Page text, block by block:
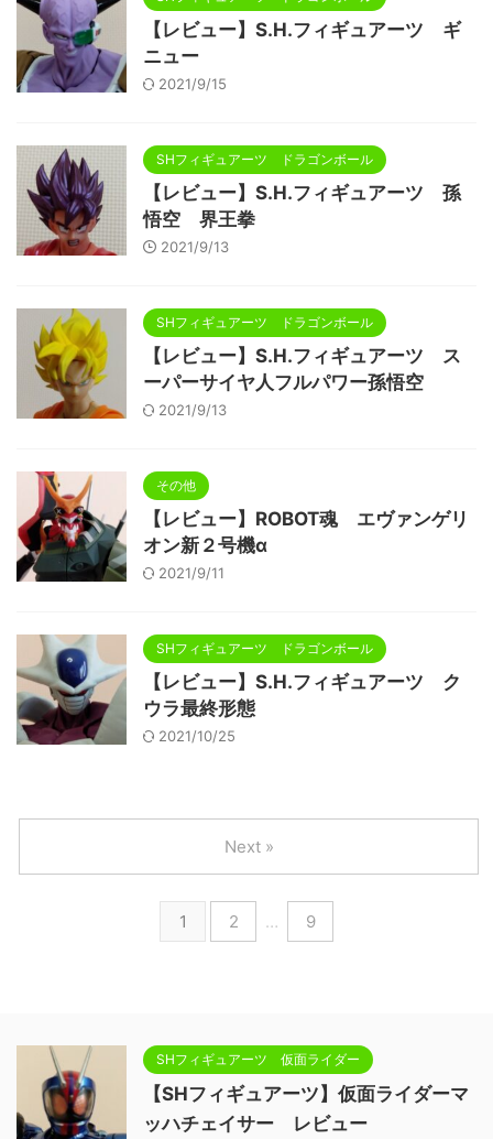
【レビュー】S.H.フィギュアーツ ギ
ニュー
2021/9/15
SHフィギュアーツ ドラゴンボール
【レビュー】S.H.フィギュアーツ 孫
悟空 界王拳
2021/9/13
SHフィギュアーツ ドラゴンボール
【レビュー】S.H.フィギュアーツ ス
ーパーサイヤ人フルパワー孫悟空
2021/9/13
その他
【レビュー】ROBOT魂 エヴァンゲリ
オン新２号機α
2021/9/11
SHフィギュアーツ ドラゴンボール
【レビュー】S.H.フィギュアーツ ク
ウラ最終形態
2021/10/25
1 2 … 9
Next »
SHフィギュアーツ 仮面ライダー
【SHフィギュアーツ】仮面ライダーマ
ッハチェイサー レビュー